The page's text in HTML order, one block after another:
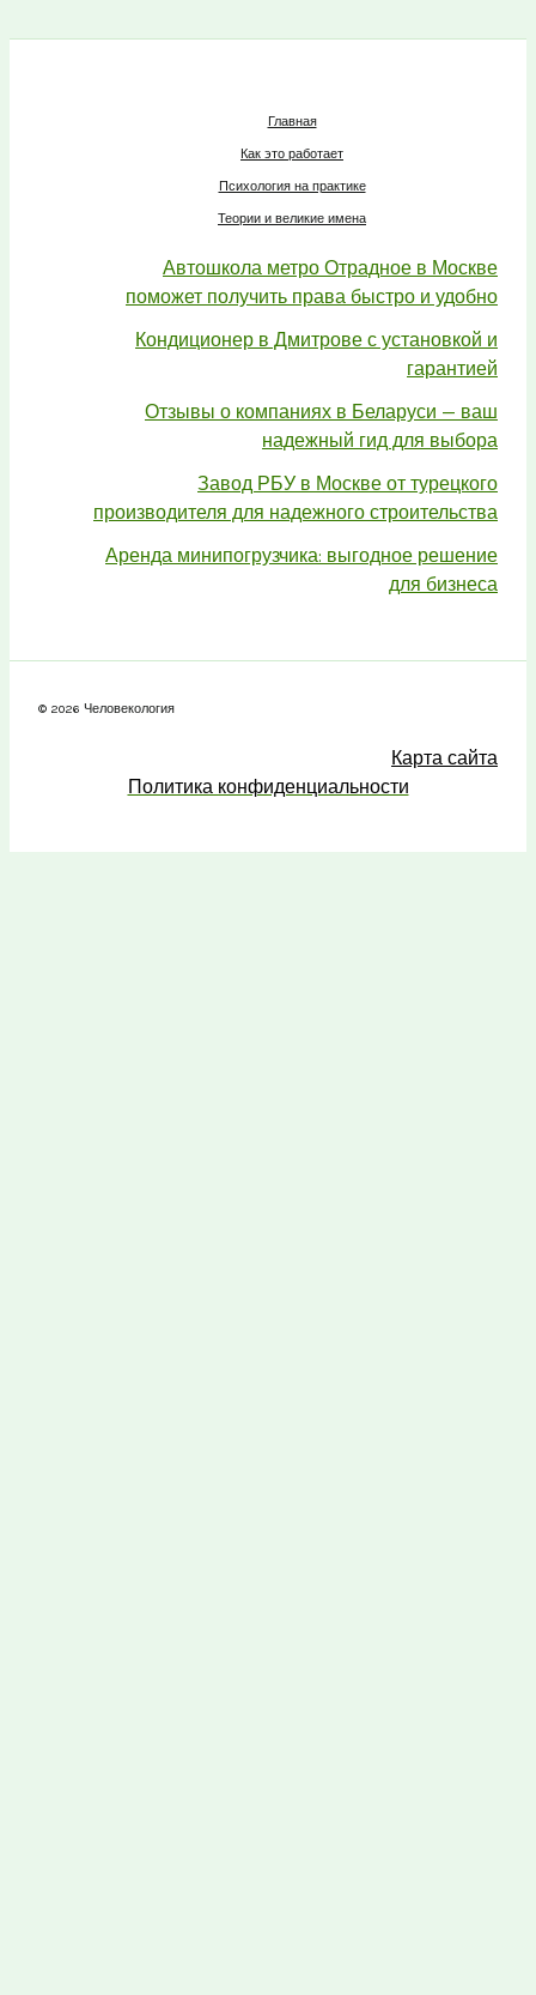
Главная
Как это работает
Психология на практике
Теории и великие имена
Автошкола метро Отрадное в Москве
поможет получить права быстро и удобно
Кондиционер в Дмитрове с установкой и
гарантией
Отзывы о компаниях в Беларуси — ваш
надежный гид для выбора
Завод РБУ в Москве от турецкого
производителя для надежного строительства
Аренда минипогрузчика: выгодное решение
для бизнеса
© 2026 Человекология
Карта сайта
Политика конфиденциальности